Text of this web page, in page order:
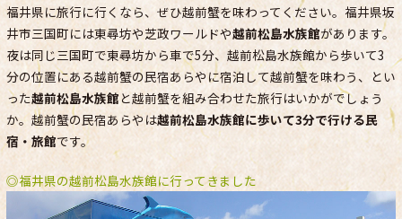
福井県に旅行に行くなら、ぜひ越前蟹を味わってください。福井県坂
井市三国町には東尋坊や芝政ワールドや越前松島水族館があります。
夜は同じ三国町で東尋坊から車で5分、越前松島水族館から歩いて3
分の位置にある越前蟹の民宿あらやに宿泊して越前蟹を味わう、とい
った越前松島水族館と越前蟹を組み合わせた旅行はいかがでしょう
か。越前蟹の民宿あらやは越前松島水族館に歩いて3分で行ける民
宿・旅館です。
◎福井県の越前松島水族館に行ってきました